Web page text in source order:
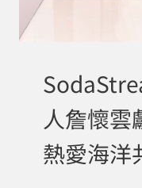
人詹懷
熱愛海洋